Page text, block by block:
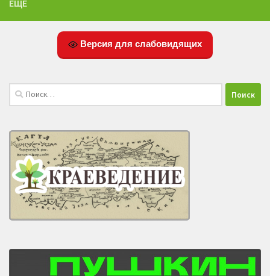
ЕЩЁ
Версия для слабовидящих
Найти: